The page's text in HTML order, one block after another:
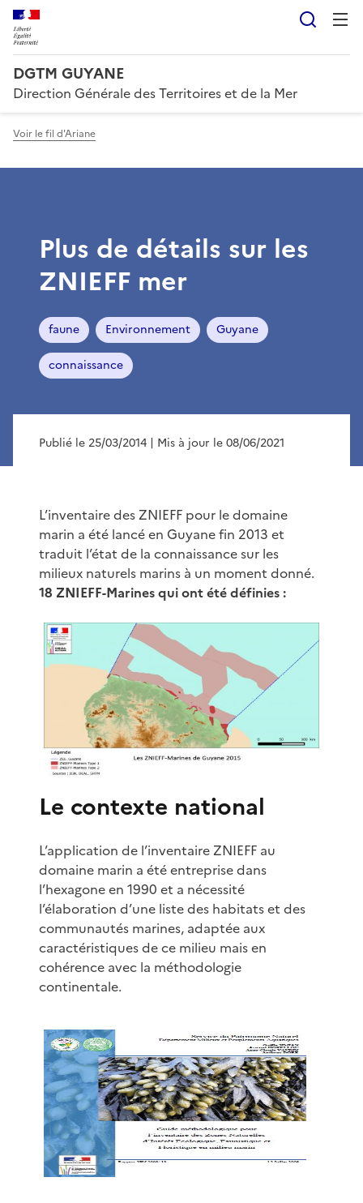
DGTM GUYANE
Direction Générale des Territoires et de la Mer
Voir le fil d'Ariane
Plus de détails sur les
ZNIEFF mer
faune Environnement Guyane
connaissance
Publié le 25/03/2014 | Mis à jour le 08/06/2021
L’inventaire des ZNIEFF pour le domaine
marin a été lancé en Guyane fin 2013 et
traduit l’état de la connaissance sur les
milieux naturels marins à un moment donné.
18 ZNIEFF-Marines qui ont été définies :
Le contexte national
L’application de l’inventaire ZNIEFF au
domaine marin a été entreprise dans
l’hexagone en 1990 et a nécessité
l’élaboration d’une liste des habitats et des
communautés marines, adaptée aux
caractéristiques de ce milieu mais en
cohérence avec la méthodologie
continentale.